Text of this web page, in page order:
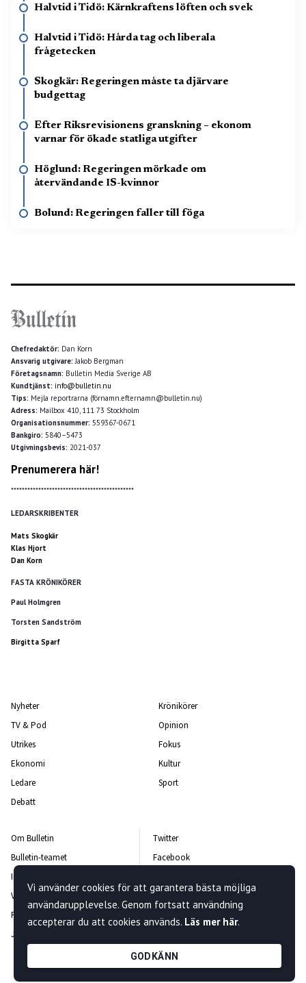
Halvtid i Tidö: Kärnkraftens löften och svek
Halvtid i Tidö: Hårda tag och liberala
frågetecken
Skogkär: Regeringen måste ta djärvare
budgettag
Efter Riksrevisionens granskning – ekonom
varnar för ökade statliga utgifter
Höglund: Regeringen mörkade om
återvändande IS-kvinnor
Bolund: Regeringen faller till föga
Chefredaktör: Dan Korn
Ansvarig utgivare:Jakob Bergman
Företagsnamn: Bulletin Media Sverige AB
Kundtjänst: info@bulletin.nu
Tips: Mejla reportrarna (förnamn.efternamn@bulletin.nu)
Adress: Mailbox 410, 111 73 Stockholm
Organisationsnummer: 559367-0671
Bankgiro: 5840–5473
Utgivningsbevis: 2021-037
Prenumerera här!
*********************************************
LEDARSKRIBENTER
Mats Skogkär
Klas Hjort
Dan Korn
FASTA KRÖNIKÖRER
Paul Holmgren
Torsten Sandström
Birgitta Sparf
Nyheter
TV & Pod
Utrikes
Ekonomi
Ledare
Debatt
Krönikörer
Opinion
Fokus
Kultur
Sport
Om Bulletin
Bulletin-teamet
Integritetspolicy
Vanliga frågor och svar
Rättelsepolicy
Jobba hos oss
Twitter
Facebook
Kontakta oss
Vi använder cookies för att garantera bästa möjliga
användarupplevelse. Genom fortsatt användning
accepterar du att cookies används. Läs mer här.
GODKÄNN